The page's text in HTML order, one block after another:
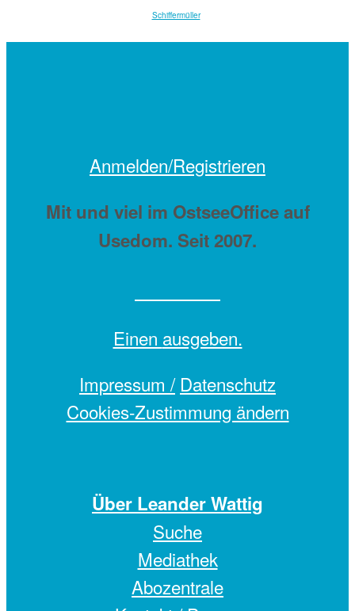
Schiffermüller
Anmelden/Registrieren
Mit und viel im OstseeOffice auf
Usedom. Seit 2007.
Einen ausgeben.
Impressum / Datenschutz
Cookies-Zustimmung ändern
Über Leander Wattig
Suche
Mediathek
Abozentrale